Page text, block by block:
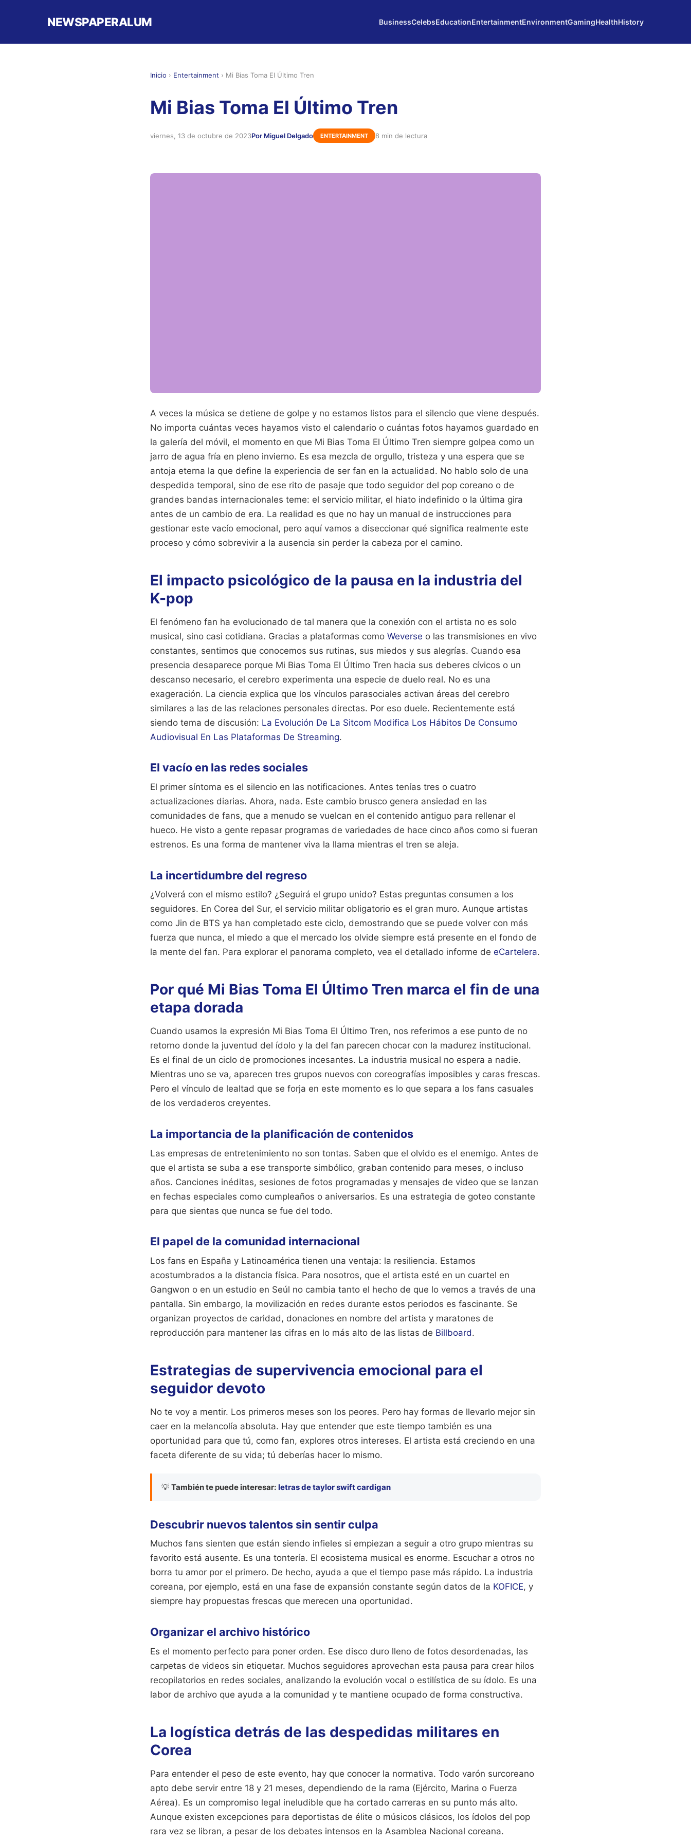
NEWSPAPERALUM BusinessCelebsEducationEntertainmentEnvironmentGamingHealthHistory
Inicio › Entertainment › Mi Bias Toma El Último Tren
Mi Bias Toma El Último Tren
viernes, 13 de octubre de 2023Por Miguel Delgado ENTERTAINMENT 8 min de lectura
A veces la música se detiene de golpe y no estamos listos para el silencio que viene después.
No importa cuántas veces hayamos visto el calendario o cuántas fotos hayamos guardado en
la galería del móvil, el momento en que Mi Bias Toma El Último Tren siempre golpea como un
jarro de agua fría en pleno invierno. Es esa mezcla de orgullo, tristeza y una espera que se
antoja eterna la que define la experiencia de ser fan en la actualidad. No hablo solo de una
despedida temporal, sino de ese rito de pasaje que todo seguidor del pop coreano o de
grandes bandas internacionales teme: el servicio militar, el hiato indefinido o la última gira
antes de un cambio de era. La realidad es que no hay un manual de instrucciones para
gestionar este vacío emocional, pero aquí vamos a diseccionar qué significa realmente este
proceso y cómo sobrevivir a la ausencia sin perder la cabeza por el camino.
El impacto psicológico de la pausa en la industria del
K-pop
El fenómeno fan ha evolucionado de tal manera que la conexión con el artista no es solo
musical, sino casi cotidiana. Gracias a plataformas como Weverse o las transmisiones en vivo
constantes, sentimos que conocemos sus rutinas, sus miedos y sus alegrías. Cuando esa
presencia desaparece porque Mi Bias Toma El Último Tren hacia sus deberes cívicos o un
descanso necesario, el cerebro experimenta una especie de duelo real. No es una
exageración. La ciencia explica que los vínculos parasociales activan áreas del cerebro
similares a las de las relaciones personales directas. Por eso duele. Recientemente está
siendo tema de discusión: La Evolución De La Sitcom Modifica Los Hábitos De Consumo
Audiovisual En Las Plataformas De Streaming.
El vacío en las redes sociales
El primer síntoma es el silencio en las notificaciones. Antes tenías tres o cuatro
actualizaciones diarias. Ahora, nada. Este cambio brusco genera ansiedad en las
comunidades de fans, que a menudo se vuelcan en el contenido antiguo para rellenar el
hueco. He visto a gente repasar programas de variedades de hace cinco años como si fueran
estrenos. Es una forma de mantener viva la llama mientras el tren se aleja.
La incertidumbre del regreso
¿Volverá con el mismo estilo? ¿Seguirá el grupo unido? Estas preguntas consumen a los
seguidores. En Corea del Sur, el servicio militar obligatorio es el gran muro. Aunque artistas
como Jin de BTS ya han completado este ciclo, demostrando que se puede volver con más
fuerza que nunca, el miedo a que el mercado los olvide siempre está presente en el fondo de
la mente del fan. Para explorar el panorama completo, vea el detallado informe de eCartelera.
Por qué Mi Bias Toma El Último Tren marca el fin de una
etapa dorada
Cuando usamos la expresión Mi Bias Toma El Último Tren, nos referimos a ese punto de no
retorno donde la juventud del ídolo y la del fan parecen chocar con la madurez institucional.
Es el final de un ciclo de promociones incesantes. La industria musical no espera a nadie.
Mientras uno se va, aparecen tres grupos nuevos con coreografías imposibles y caras frescas.
Pero el vínculo de lealtad que se forja en este momento es lo que separa a los fans casuales
de los verdaderos creyentes.
La importancia de la planificación de contenidos
Las empresas de entretenimiento no son tontas. Saben que el olvido es el enemigo. Antes de
que el artista se suba a ese transporte simbólico, graban contenido para meses, o incluso
años. Canciones inéditas, sesiones de fotos programadas y mensajes de video que se lanzan
en fechas especiales como cumpleaños o aniversarios. Es una estrategia de goteo constante
para que sientas que nunca se fue del todo.
El papel de la comunidad internacional
Los fans en España y Latinoamérica tienen una ventaja: la resiliencia. Estamos
acostumbrados a la distancia física. Para nosotros, que el artista esté en un cuartel en
Gangwon o en un estudio en Seúl no cambia tanto el hecho de que lo vemos a través de una
pantalla. Sin embargo, la movilización en redes durante estos periodos es fascinante. Se
organizan proyectos de caridad, donaciones en nombre del artista y maratones de
reproducción para mantener las cifras en lo más alto de las listas de Billboard.
Estrategias de supervivencia emocional para el
seguidor devoto
No te voy a mentir. Los primeros meses son los peores. Pero hay formas de llevarlo mejor sin
caer en la melancolía absoluta. Hay que entender que este tiempo también es una
oportunidad para que tú, como fan, explores otros intereses. El artista está creciendo en una
faceta diferente de su vida; tú deberías hacer lo mismo.
💡 También te puede interesar: letras de taylor swift cardigan
Descubrir nuevos talentos sin sentir culpa
Muchos fans sienten que están siendo infieles si empiezan a seguir a otro grupo mientras su
favorito está ausente. Es una tontería. El ecosistema musical es enorme. Escuchar a otros no
borra tu amor por el primero. De hecho, ayuda a que el tiempo pase más rápido. La industria
coreana, por ejemplo, está en una fase de expansión constante según datos de la KOFICE, y
siempre hay propuestas frescas que merecen una oportunidad.
Organizar el archivo histórico
Es el momento perfecto para poner orden. Ese disco duro lleno de fotos desordenadas, las
carpetas de videos sin etiquetar. Muchos seguidores aprovechan esta pausa para crear hilos
recopilatorios en redes sociales, analizando la evolución vocal o estilística de su ídolo. Es una
labor de archivo que ayuda a la comunidad y te mantiene ocupado de forma constructiva.
La logística detrás de las despedidas militares en
Corea
Para entender el peso de este evento, hay que conocer la normativa. Todo varón surcoreano
apto debe servir entre 18 y 21 meses, dependiendo de la rama (Ejército, Marina o Fuerza
Aérea). Es un compromiso legal ineludible que ha cortado carreras en su punto más alto.
Aunque existen excepciones para deportistas de élite o músicos clásicos, los ídolos del pop
rara vez se libran, a pesar de los debates intensos en la Asamblea Nacional coreana.